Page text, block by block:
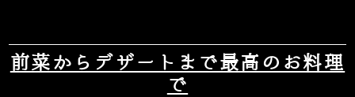
前菜からデザートまで最高のお料理
で